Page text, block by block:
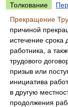
Толкование
Прекращение
причиной
истечение срока
работника, а
трудового
призыв или
инициатива
в другую
продолжения